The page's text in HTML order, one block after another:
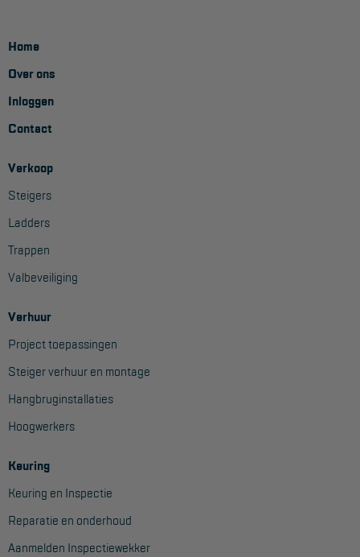
Valbeveiliging
Reparatie en onderhoud
Aanmelden Inspectiewekker
Vestigingen
Dealers
Werken bij ons
Product video's
Blog
Handleidingen
Wet- en regelgeving
Garantie
Home
Over ons
Inloggen
Contact
Verkoop
Steigers
Ladders
Trappen
Valbeveiliging
Verhuur
Project toepassingen
Steiger verhuur en montage
Hangbruginstallaties
Hoogwerkers
Keuring
Keuring en Inspectie
Reparatie en onderhoud
Aanmelden Inspectiewekker